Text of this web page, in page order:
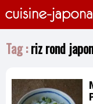
Tag :riz rond